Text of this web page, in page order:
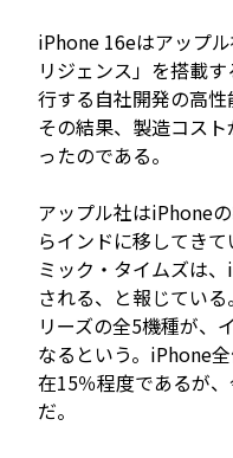
iPhone 16eはアップ
リジェンス」を搭載
行する自社開発の高性
その結果、製造コス
ったのである。
アップル社はiPhone
らインドに移してき
ミック・タイムズは
される、と報じてい
リーズの全5機種が、
なるという。iPhone
在15％程度であるが
だ。